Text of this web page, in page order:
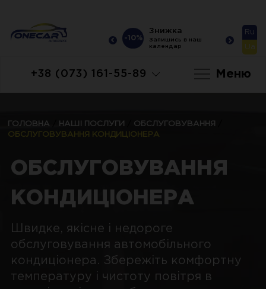
10%
Знижка
Запишись в наш
-10%
Знижка
Запишись в наш
календар
+38 (073) 161-55-89 Меню
Ru
Ua
ГОЛОВНА НАШІ ПОСЛУГИ ОБСЛУГОВУВАННЯ
ОБСЛУГОВУВАННЯ КОНДИЦІОНЕРА
ОБСЛУГОВУВАННЯ
КОНДИЦІОНЕРА
Швидке, якісне і недороге
обслуговування автомобільного
кондиціонера. Збережіть комфортну
температуру і чистоту повітря в